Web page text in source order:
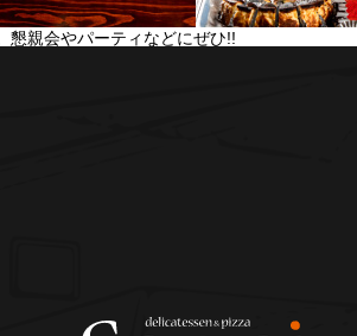
懇親会やパーティなどにぜひ!!